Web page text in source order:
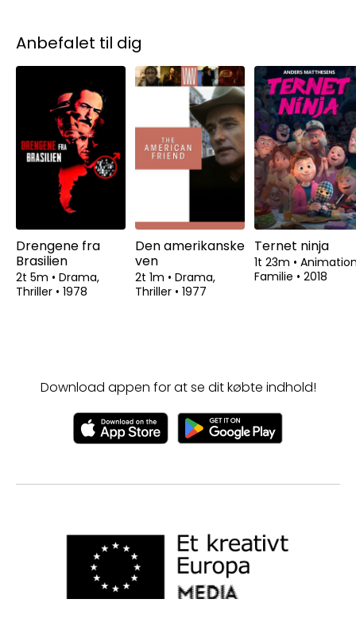
Anbefalet til dig
Drengene fra
Brasilien
2t 5m • Drama,
Thriller • 1978
Den amerikanske
ven
2t 1m • Drama,
Thriller • 1977
Ternet ninja
1t 23m •
Familie • 2018
Download appen for at se dit købte indhold!